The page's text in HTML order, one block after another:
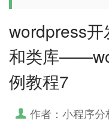
wordpress
和类库
例教程7
作者：小程序分